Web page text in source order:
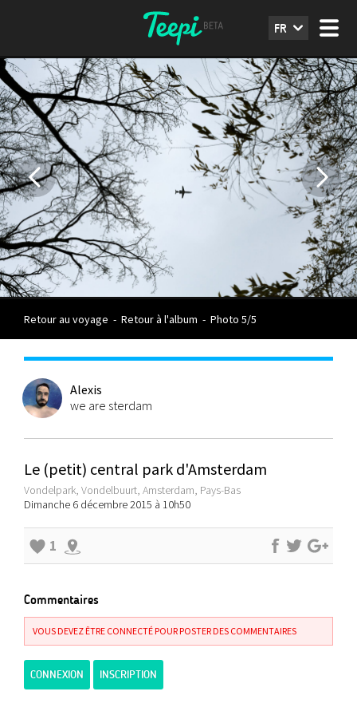
FR
Retour au voyage - Retour à l'album - Photo 5/5
Alexis
we are sterdam
Le (petit) central park d'Amsterdam
Vondelpark, Vondelbuurt, Amsterdam, Pays-Bas
Dimanche 6 décembre 2015 à 10h50
1
Commentaires
VOUS DEVEZ ÊTRE CONNECTÉ POUR POSTER DES COMMENTAIRES
CONNEXION INSCRIPTION